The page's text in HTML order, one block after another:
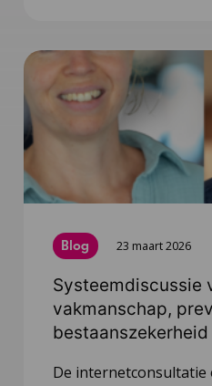
Blog 23 maart 2026
Systeemdiscussie
vakmanschap,
bestaanszekerheid
De internetconsultatie